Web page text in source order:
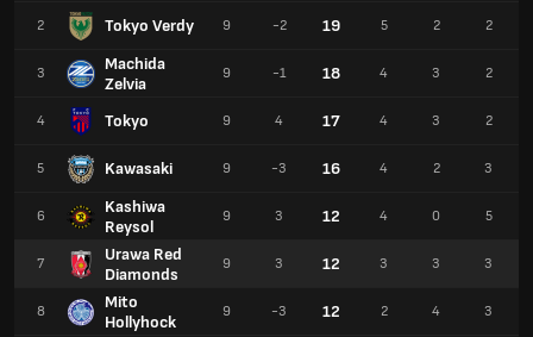
2 Tokyo Verdy
3
Machida
Zelvia
4 Tokyo
5 Kawasaki
6
Kashiwa
Reysol
7
Urawa Red
Diamonds
8
Mito
Hollyhock
9 -2 19 5 2 2
9 -1 18 4 3 2
9 4 17 4 3 2
9 -3 16 4 2 3
9 3 12 4 0 5
9 3 12 3 3 3
9 -3 12 2 4 3